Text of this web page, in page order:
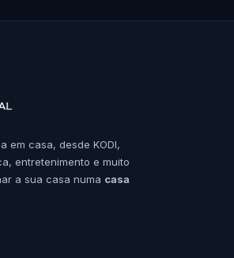
em casa, desde KODI,
entretenimento e muito
a sua casa numa casa